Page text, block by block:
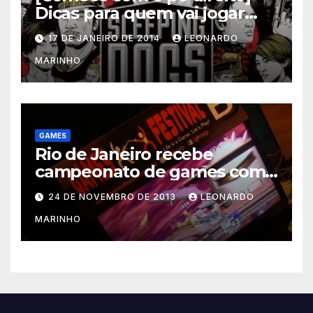
Dicas para quem vai jogar
Sleeping Dogs
17 DE JANEIRO DE 2014 LEONARDO
MARINHO
GAMES
Rio de Janeiro recebe
campeonato de games com
prêmios em dinheiro
24 DE NOVEMBRO DE 2013 LEONARDO
MARINHO